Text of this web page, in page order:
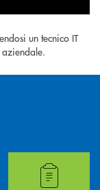
un tecnico IT
a te. &nbsp;
Hai bisogno di